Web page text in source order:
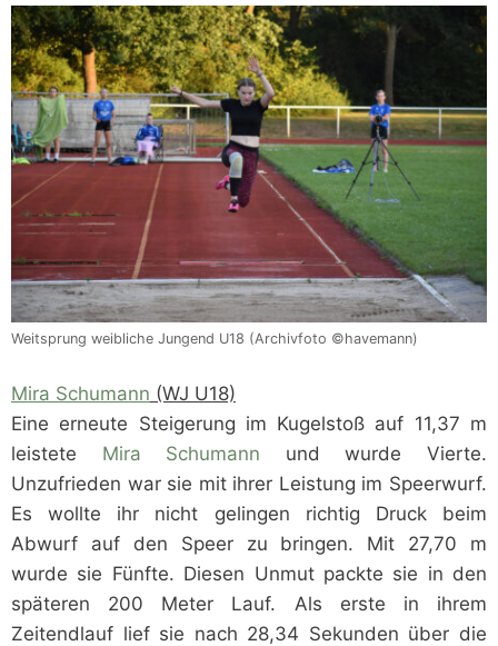
Weitsprung weibliche Jungend U18 (Archivfoto ©havemann)
Mira Schumann (WJ U18)
Eine erneute Steigerung im Kugelstoß auf 11,37 m
leistete Mira Schumann und wurde Vierte.
Unzufrieden war sie mit ihrer Leistung im Speerwurf.
Es wollte ihr nicht gelingen richtig Druck beim
Abwurf auf den Speer zu bringen. Mit 27,70 m
wurde sie Fünfte. Diesen Unmut packte sie in den
späteren 200 Meter Lauf. Als erste in ihrem
Zeitendlauf lief sie nach 28,34 Sekunden über die